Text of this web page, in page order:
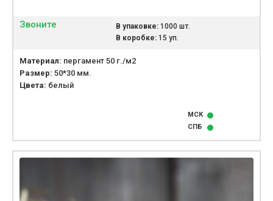
Звоните В упаковке:1000 шт.
В коробке:15 уп.
Материал: пергамент 50 г./м2
Размер: 50*30 мм.
Цвета: белый
МСК
СПБ